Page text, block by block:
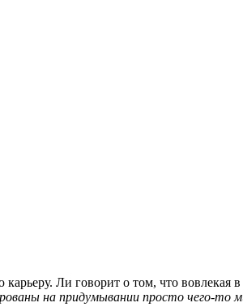
Ли говорит о том, что вовлекая
на придумывании просто чего-то